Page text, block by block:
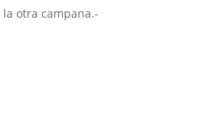
otra campana.-